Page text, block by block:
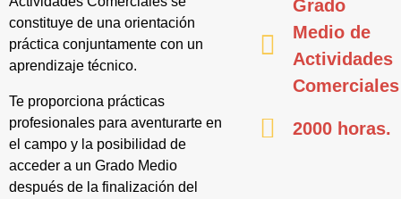
constituye de una orientación
práctica conjuntamente con un
aprendizaje técnico.
Te proporciona prácticas
profesionales para aventurarte en
el campo y la posibilidad de
acceder a un Grado Medio
después de la finalización del
Grado
Medio de
Actividades
Comerciales
2000 horas.